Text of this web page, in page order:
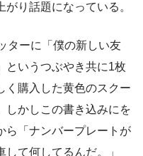
り話題になっている。
ターに「僕の新しい友
というつぶやき共に1枚
く購入した黄色のスクー
しかしこの書き込みにを
ら「ナンバープレートが
て何してるんだ。」